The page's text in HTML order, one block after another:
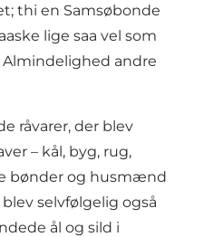
thi en Samsøbonde
lige saa vel som
andre
råvarer, der blev
– kål, byg, rug,
bønder og husmænd
selvfølgelig også
ål og sild i